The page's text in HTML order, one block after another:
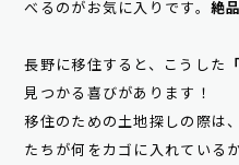
べるのがお気に入りです。 絶品
長野に移住すると、こうした
見つかる喜びがあります！
移住のための土地探しの際は
たちが何をカゴに入れている